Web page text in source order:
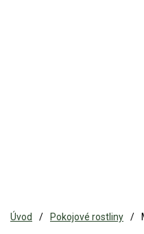
Úvod Pokojové rostliny